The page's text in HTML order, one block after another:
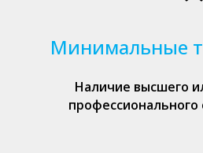
Минимальные
Наличие высшего
профессионального